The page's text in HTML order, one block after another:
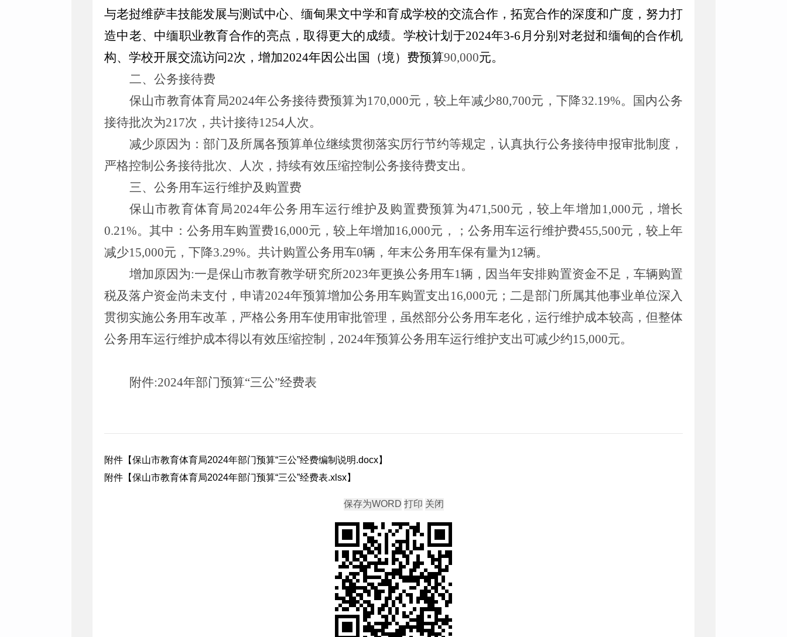
与老挝维萨丰技能发展与测试中心、缅甸果文中学和育成学校的交流合作，拓宽合作的深度和广度，努力打
造中老、中缅职业教育合作的亮点，取得更大的成绩。学校计划于2024年3-6月分别对老挝和缅甸的合作机
构、学校开展交流访问2次 ， 增加2024年因公出国（境）费预算90,000元。
二、公务接待费
保山市教育体育局2024年公务接待费预算为170,000元， 较上年减少80,700元，下降32.19%。
国内公务
接待批次为217次，共计接待1254人次。
减少原因为：部门及所属各预算单位继续贯彻落实厉行节约等规定，认真执行公务接待申报审批制度，
严格控制公务接待批次、人次， 持续有效压缩控制 公务接待费支出 。
三、公务用车运行维护及购置费
保山市教育体育局2024年公务用车运行维护及购置费预算为471,500元， 较上年增加 1,000元， 增长
0.21%。其中：公务用车购置费16,000元，较上年增加16,000元，；公务用车运行维护费455,500元， 较上年
减少15,000元，下降3.29%。共计购置公务用车0辆，年末公务用车保有量为12辆。
增加原因为:一是保山市教育教学研究所2023年更换公务用车1辆，因当年安排购置资金不足，车辆购置
税及落户资金尚未支付，申请2024年预算增加公务用车购置支出16,000元 ；二是部门所属其他事业单位深入
贯彻实施公务用车改革，严格公务用车使用审批管理，虽然部分公务用车老化，运行维护成本较高，但整体
公务用车运行维护成本得以有效压缩控制，2024年预算公务用车运行维护支出可减少约15,000元。
附件:2024年部门预算“三公”经费表
附件【保山市教育体育局2024年部门预算“三公”经费编制说明.docx】
附件【保山市教育体育局2024年部门预算“三公”经费表.xlsx】